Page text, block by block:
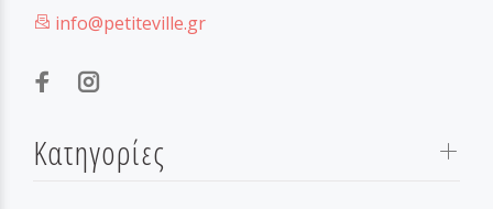
info@petiteville.gr
Κατηγορίες